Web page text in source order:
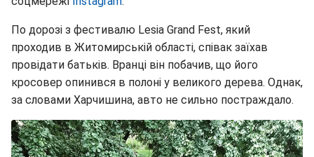
По дорозі з фестивалю Lesia Grand Fest, який
проходив в Житомирській області, співак заїхав
провідати батьків. Вранці він побачив, що його
кросовер опинився в полоні у великого дерева. Однак,
за словами Харчишина, авто не сильно постраждало.